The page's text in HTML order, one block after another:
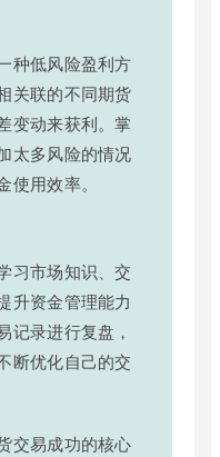
种低风险盈利方
关联的不同期货
变动来获利。掌
太多风险的情况
用效率。
习市场知识、交
升资金管理能力
记录进行复盘，
断优化自己的交
交易成功的核心